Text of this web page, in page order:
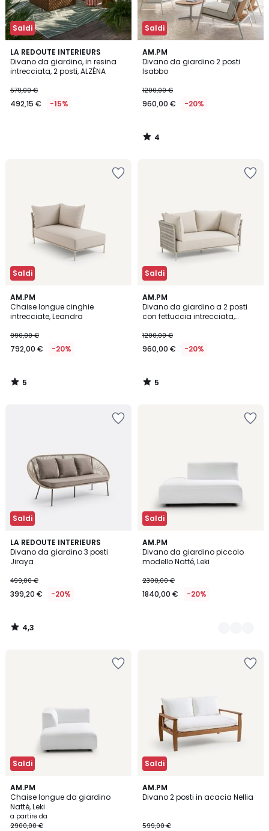
Saldi
LA REDOUTE INTERIEURS
Divano da giardino, in resina
intrecciata, 2 posti, ALZÉNA
579,00 €
492,15 € -15%
Saldi
AM.PM
Divano da giardino 2 posti
Isabbo
1200,00 €
960,00 € -20%
4
/
5
4
/
Saldi
AM.PM
Chaise longue cinghie
intrecciate, Leandra
990,00 €
792,00 € -20%
5
/
5
5
/
Saldi
AM.PM
Divano da giardino a 2 posti
con fettuccia intrecciata,
1200,00 €
960,00 € -20%
5
/
5
5
/
Saldi
LA REDOUTE INTERIEURS
Divano da giardino 3 posti
Jiraya
499,00 €
399,20 € -20%
4,3
/ 5
4,3
/
Saldi
AM.PM
Divano da giardino piccolo
modello Natté, Leki
2300,00 €
1840,00 € -20%
2
Colori
Saldi
AM.PM
Chaise longue da giardino
Natté, Leki
a partire da
2900,00 €
3
/
5
2
Colori
Saldi
AM.PM
Divano 2 posti in acacia Nellia
599,00 €
4
/